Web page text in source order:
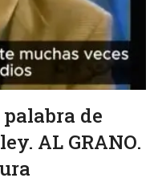
de
AL GRANO.